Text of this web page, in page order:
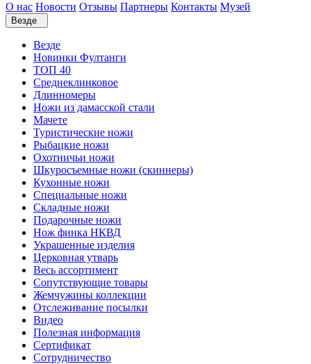
О нас Новости Отзывы Партнеры Контакты Музей
Везде
Везде
Новинки Фултанги
ТОП 40
Среднеклинковое
Длинномеры
Ножи из дамасской стали
Мачете
Туристические ножи
Рыбацкие ножи
Охотничьи ножи
Шкуросъемные ножи (скиннеры)
Кухонные ножи
Специальные ножи
Складные ножи
Подарочные ножи
Нож финка НКВД
Украшенные изделия
Церковная утварь
Весь ассортимент
Сопутствующие товары
Жемчужины коллекции
Отслеживание посылки
Видео
Полезная информация
Сертификат
Сотрудничество